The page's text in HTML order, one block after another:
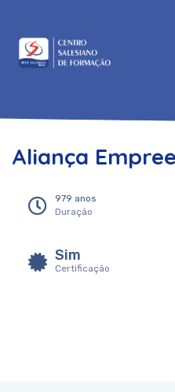
Aliança
979 anos
Duração
Sim
Certificação